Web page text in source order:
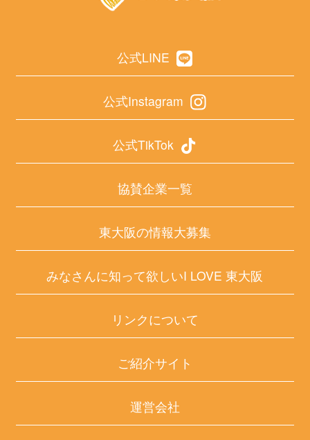
公式LINE
公式Instagram
公式TikTok
協賛企業一覧
東大阪の情報大募集
みなさんに知って欲しいI LOVE 東大阪
リンクについて
ご紹介サイト
運営会社